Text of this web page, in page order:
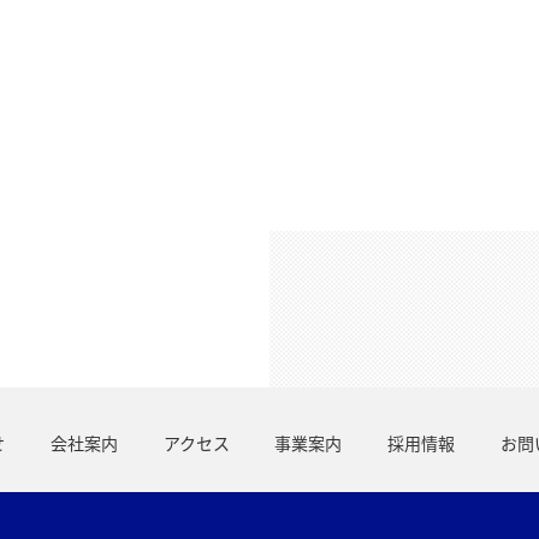
会社案内 アクセス 事業案内 採用情報 お